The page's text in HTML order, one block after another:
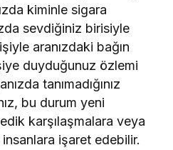
kiminle sigara
sevdiğiniz birisiyle
aranızdaki bağın
duyduğunuz özlemi
tanımadığınız
bu durum yeni
karşılaşmalara veya
işaret edebilir.